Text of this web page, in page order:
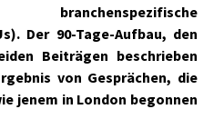
Der 90-Tage-Aufbau, den
Beiträgen beschrieben
von Gesprächen, die
jenem in London begonnen